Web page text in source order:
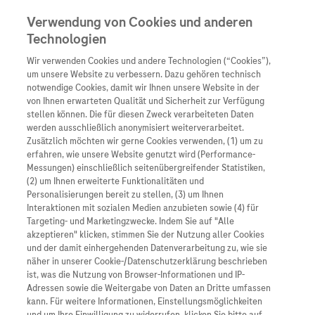
Unternehmen
Übersicht
Wer wir sind
Was uns antreibt
Unsere Standorte
Roche Stories
Events
Innovation
Übersicht
Forschung
Personalisierte
Digitalisierung
Blog Zukunftslabor
Übersicht
Unser Service für
Informationen zu
Diagnostik ist
Klinische Studien
Arzneimittel
Übersicht
Arzneimittel A-Z
Roche Pipeline
Roche Fachportal
Diagnostik
Kontakt
Presse
Karriere
Verwendung von Cookies und anderen
Technologien
Wir verwenden Cookies und andere Technologien (“Cookies”),
um unsere Website zu verbessern. Dazu gehören technisch
notwendige Cookies, damit wir Ihnen unsere Website in der
von Ihnen erwarteten Qualität und Sicherheit zur Verfügung
stellen können. Die für diesen Zweck verarbeiteten Daten
werden ausschließlich anonymisiert weiterverarbeitet.
Zusätzlich möchten wir gerne Cookies verwenden, (1) um zu
erfahren, wie unsere Website genutzt wird (Performance-
Messungen) einschließlich seitenübergreifender Statistiken,
(2) um Ihnen erweiterte Funktionalitäten und
Personalisierungen bereit zu stellen, (3) um Ihnen
Interaktionen mit sozialen Medien anzubieten sowie (4) für
Targeting- und Marketingzwecke. Indem Sie auf "Alle
akzeptieren" klicken, stimmen Sie der Nutzung aller Cookies
und der damit einhergehenden Datenverarbeitung zu, wie sie
näher in unserer Cookie-/Datenschutzerklärung beschrieben
ist, was die Nutzung von Browser-Informationen und IP-
Adressen sowie die Weitergabe von Daten an Dritte umfassen
kann. Für weitere Informationen, Einstellungsmöglichkeiten